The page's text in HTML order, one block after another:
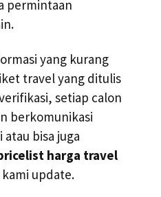
permintaan
yang kurang
travel yang ditulis
setiap calon
berkomunikasi
bisa juga
harga travel
kami update.